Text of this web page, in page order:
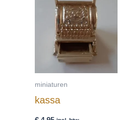
miniaturen
kassa